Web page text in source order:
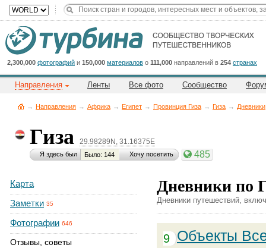
2,300,000 фотографий и 150,000 материалов о 111,000 направлений в 254 странах
Направления Ленты Все фото Сообщество
→ Направления → Африка → Египет → Провинция Гиза → Гиза → Дневники
Гиза 29.98289N, 31.16375E
Я здесь был Было: 144 Хочу посетить 485
Карта
Заметки 35
Фотографии 646
Отзывы, советы
Дневники по
Дневники путешествий,
Объекты
9
Cейчас
на
сайте:
Title
Button